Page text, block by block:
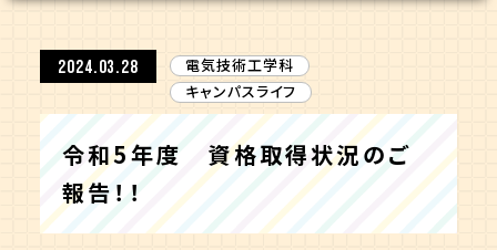
2024.03.28
電気技術工学科
キャンパスライフ
令和5年度 資格取得状況のご
報告！！